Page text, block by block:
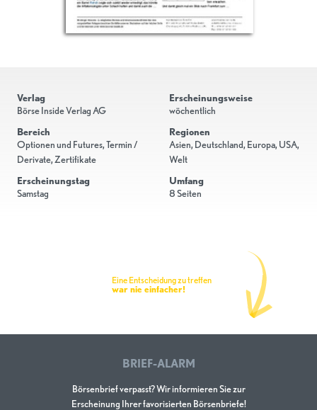
Verlag
Börse Inside Verlag AG
Erscheinungsweise
wöchentlich
Bereich
Optionen und Futures, Termin /
Derivate, Zertifikate
Regionen
Asien, Deutschland, Europa, USA,
Welt
Erscheinungstag
Samstag
Umfang
8 Seiten
Eine Entscheidung zu treffen
war nie einfacher!
BRIEF-ALARM
Börsenbrief verpasst? Wir informieren Sie zur
Erscheinung Ihrer favorisierten Börsenbriefe!